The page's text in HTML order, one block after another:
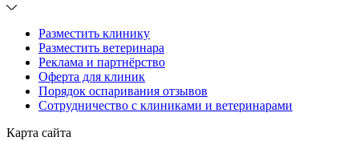
Разместить клинику
Разместить ветеринара
Реклама и партнёрство
Оферта для клиник
Порядок оспаривания отзывов
Сотрудничество с клиниками и ветеринарами
Карта сайта